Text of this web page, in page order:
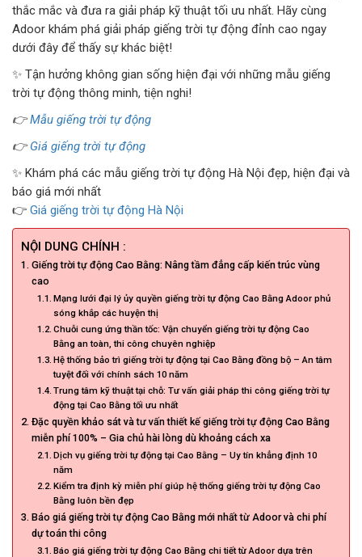
thắc mắc và đưa ra giải pháp kỹ thuật tối ưu nhất. Hãy cùng
Adoor khám phá giải pháp giếng trời tự động đỉnh cao ngay
dưới đây để thấy sự khác biệt!
✨ Tận hưởng không gian sống hiện đại với những mẫu giếng
trời tự động thông minh, tiện nghi!
👉Mẫu giếng trời tự động
👉Giá giếng trời tự động
✨ Khám phá các mẫu giếng trời tự động Hà Nội đẹp, hiện đại và
báo giá mới nhất
👉 Giá giếng trời tự động Hà Nội
NỘI DUNG CHÍNH :
Giếng trời tự động Cao Bằng: Nâng tầm đẳng cấp kiến trúc vùng
cao
Mạng lưới đại lý ủy quyền giếng trời tự động Cao Bằng Adoor phủ
sóng khắp các huyện thị
Chuỗi cung ứng thần tốc: Vận chuyển giếng trời tự động Cao
Bằng an toàn, thi công chuyên nghiệp
Hệ thống bảo trì giếng trời tự động tại Cao Bằng đồng bộ – An tâm
tuyệt đối với chính sách 10 năm
Trung tâm kỹ thuật tại chỗ: Tư vấn giải pháp thi công giếng trời tự
động tại Cao Bằng tối ưu nhất
Đặc quyền khảo sát và tư vấn thiết kế giếng trời tự động Cao Bằng
miễn phí 100% – Gia chủ hài lòng dù khoảng cách xa
Dịch vụ giếng trời tự động tại Cao Bằng – Uy tín khẳng định 10
năm
Kiểm tra định kỳ miễn phí giúp hệ thống giếng trời tự động Cao
Bằng luôn bền đẹp
Báo giá giếng trời tự động Cao Bằng mới nhất từ Adoor và chi phí
dự toán thi công
Báo giá giếng trời tự động Cao Bằng chi tiết từ Adoor dựa trên